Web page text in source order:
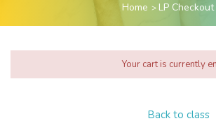
Home LP Checkout
Your cart is currently
Back to class